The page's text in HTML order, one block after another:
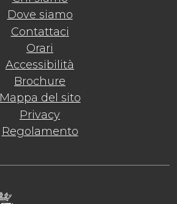
Dove siamo
Contattaci
Orari
Accessibilità
Brochure
Mappa del sito
Privacy
Regolamento